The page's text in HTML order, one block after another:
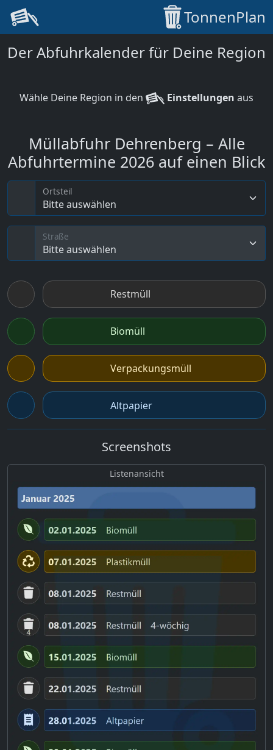
TonnenPlan
Der Abfuhrkalender für Deine Region
Wähle Deine Region in den Einstellungen aus
Müllabfuhr Dehrenberg – Alle
Abfuhrtermine 2026 auf einen Blick
Bitte auswählen
Ortsteil
Bitte auswählen
Straße
Restmüll
Biomüll
Verpackungsmüll
Altpapier
Screenshots
Listenansicht